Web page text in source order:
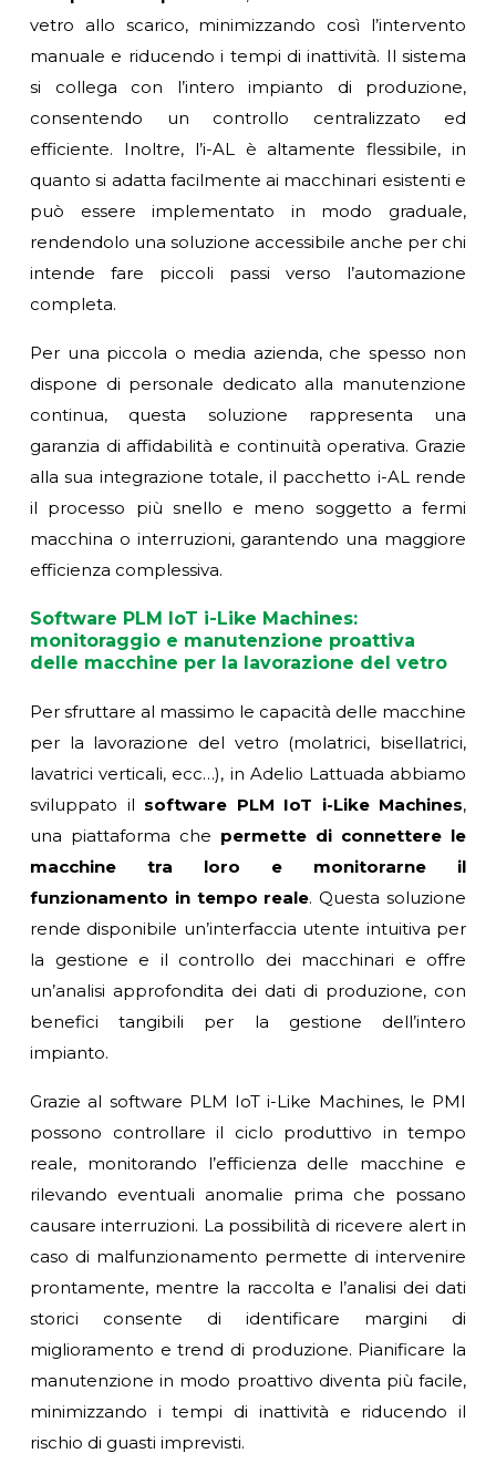
vetro allo scarico, minimizzando così l’intervento
manuale e riducendo i tempi di inattività. Il sistema
si collega con l’intero impianto di produzione,
consentendo un controllo centralizzato ed
efficiente. Inoltre, l’i-AL è altamente flessibile, in
quanto si adatta facilmente ai macchinari esistenti e
può essere implementato in modo graduale,
rendendolo una soluzione accessibile anche per chi
intende fare piccoli passi verso l’automazione
completa.
Per una piccola o media azienda, che spesso non
dispone di personale dedicato alla manutenzione
continua, questa soluzione rappresenta una
garanzia di affidabilità e continuità operativa. Grazie
alla sua integrazione totale, il pacchetto i-AL rende
il processo più snello e meno soggetto a fermi
macchina o interruzioni, garantendo una maggiore
efficienza complessiva.
Software PLM IoT i-Like Machines:
monitoraggio e manutenzione proattiva
delle macchine per la lavorazione del vetro
Per sfruttare al massimo le capacità delle macchine
per la lavorazione del vetro (molatrici, bisellatrici,
lavatrici verticali, ecc…), in Adelio Lattuada abbiamo
sviluppato il software PLM IoT i-Like Machines,
una piattaforma che permette di connettere le
macchine tra loro e monitorarne il
funzionamento in tempo reale. Questa soluzione
rende disponibile un’interfaccia utente intuitiva per
la gestione e il controllo dei macchinari e offre
un’analisi approfondita dei dati di produzione, con
benefici tangibili per la gestione dell’intero
impianto.
Grazie al software PLM IoT i-Like Machines, le PMI
possono controllare il ciclo produttivo in tempo
reale, monitorando l’efficienza delle macchine e
rilevando eventuali anomalie prima che possano
causare interruzioni. La possibilità di ricevere alert in
caso di malfunzionamento permette di intervenire
prontamente, mentre la raccolta e l’analisi dei dati
storici consente di identificare margini di
miglioramento e trend di produzione. Pianificare la
manutenzione in modo proattivo diventa più facile,
minimizzando i tempi di inattività e riducendo il
rischio di guasti imprevisti.